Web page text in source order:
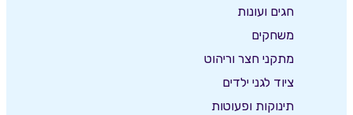
חגים ועונות
משחקים
מתקני חצר וריהוט
ציוד לגני ילדים
תינוקות ופעוטות